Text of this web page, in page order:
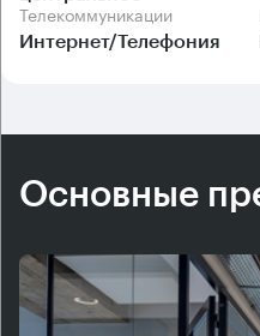
Телекоммуникации
Интернет/Телефония
Основные